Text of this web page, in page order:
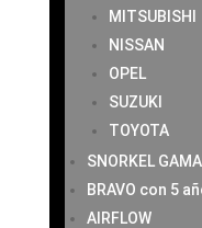
MITSUBISHI
NISSAN
OPEL
SUZUKI
TOYOTA
SNORKEL
BRAVO con 5
AIRFLOW